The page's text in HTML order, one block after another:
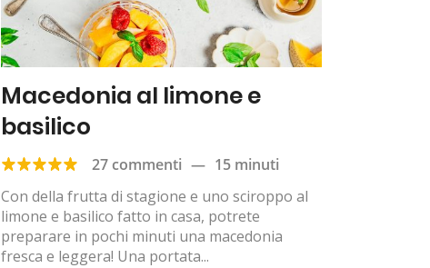
Macedonia al limone e
basilico
27 commenti — 15 minuti
Con della frutta di stagione e uno sciroppo al
limone e basilico fatto in casa, potrete
preparare in pochi minuti una macedonia
fresca e leggera! Una portata...